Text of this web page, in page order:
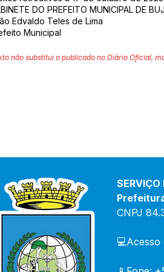
DO PREFEITO MUNICIPAL DE
Edvaldo Teles de Lima
Municipal
não substitui o publicado no Diário Oficial,
SERVIÇO
CNPJ
💻Acesso